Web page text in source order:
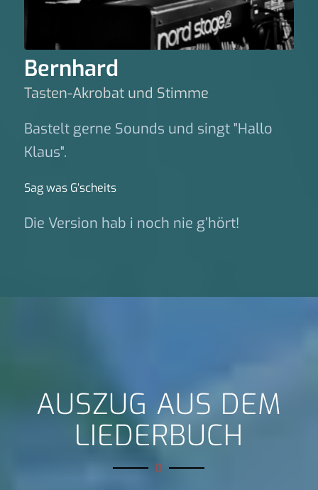
Bernhard
Tasten-Akrobat und Stimme
Bastelt gerne Sounds und singt "Hallo
Klaus".
Sag was G‘scheits
Die Version hab i noch nie g’hört!
AUSZUG AUS DEM
LIEDERBUCH